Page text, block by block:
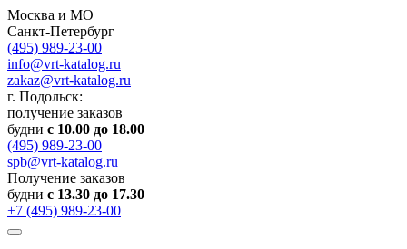
Москва и МО
Санкт-Петербург
(495) 989-23-00
info@vrt-katalog.ru
zakaz@vrt-katalog.ru
г. Подольск:
получение заказов
будни с 10.00 до 18.00
(495) 989-23-00
spb@vrt-katalog.ru
Получение заказов
будни с 13.30 до 17.30
+7 (495) 989-23-00